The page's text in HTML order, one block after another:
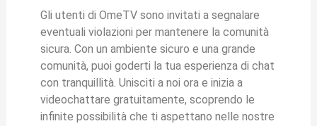
Gli utenti di OmeTV sono invitati a segnalare
eventuali violazioni per mantenere la comunità
sicura. Con un ambiente sicuro e una grande
comunità, puoi goderti la tua esperienza di chat
con tranquillità. Unisciti a noi ora e inizia a
videochattare gratuitamente, scoprendo le
infinite possibilità che ti aspettano nelle nostre